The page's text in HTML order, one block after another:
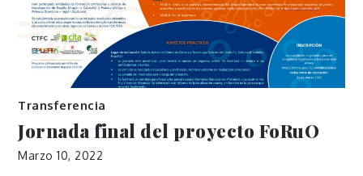
Transferencia
Jornada final del proyecto FoRuO
Marzo 10, 2022